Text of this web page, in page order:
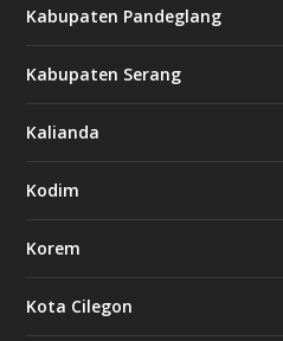
Kabupaten Pandeglang
Kabupaten Serang
Kalianda
Kodim
Korem
Kota Cilegon